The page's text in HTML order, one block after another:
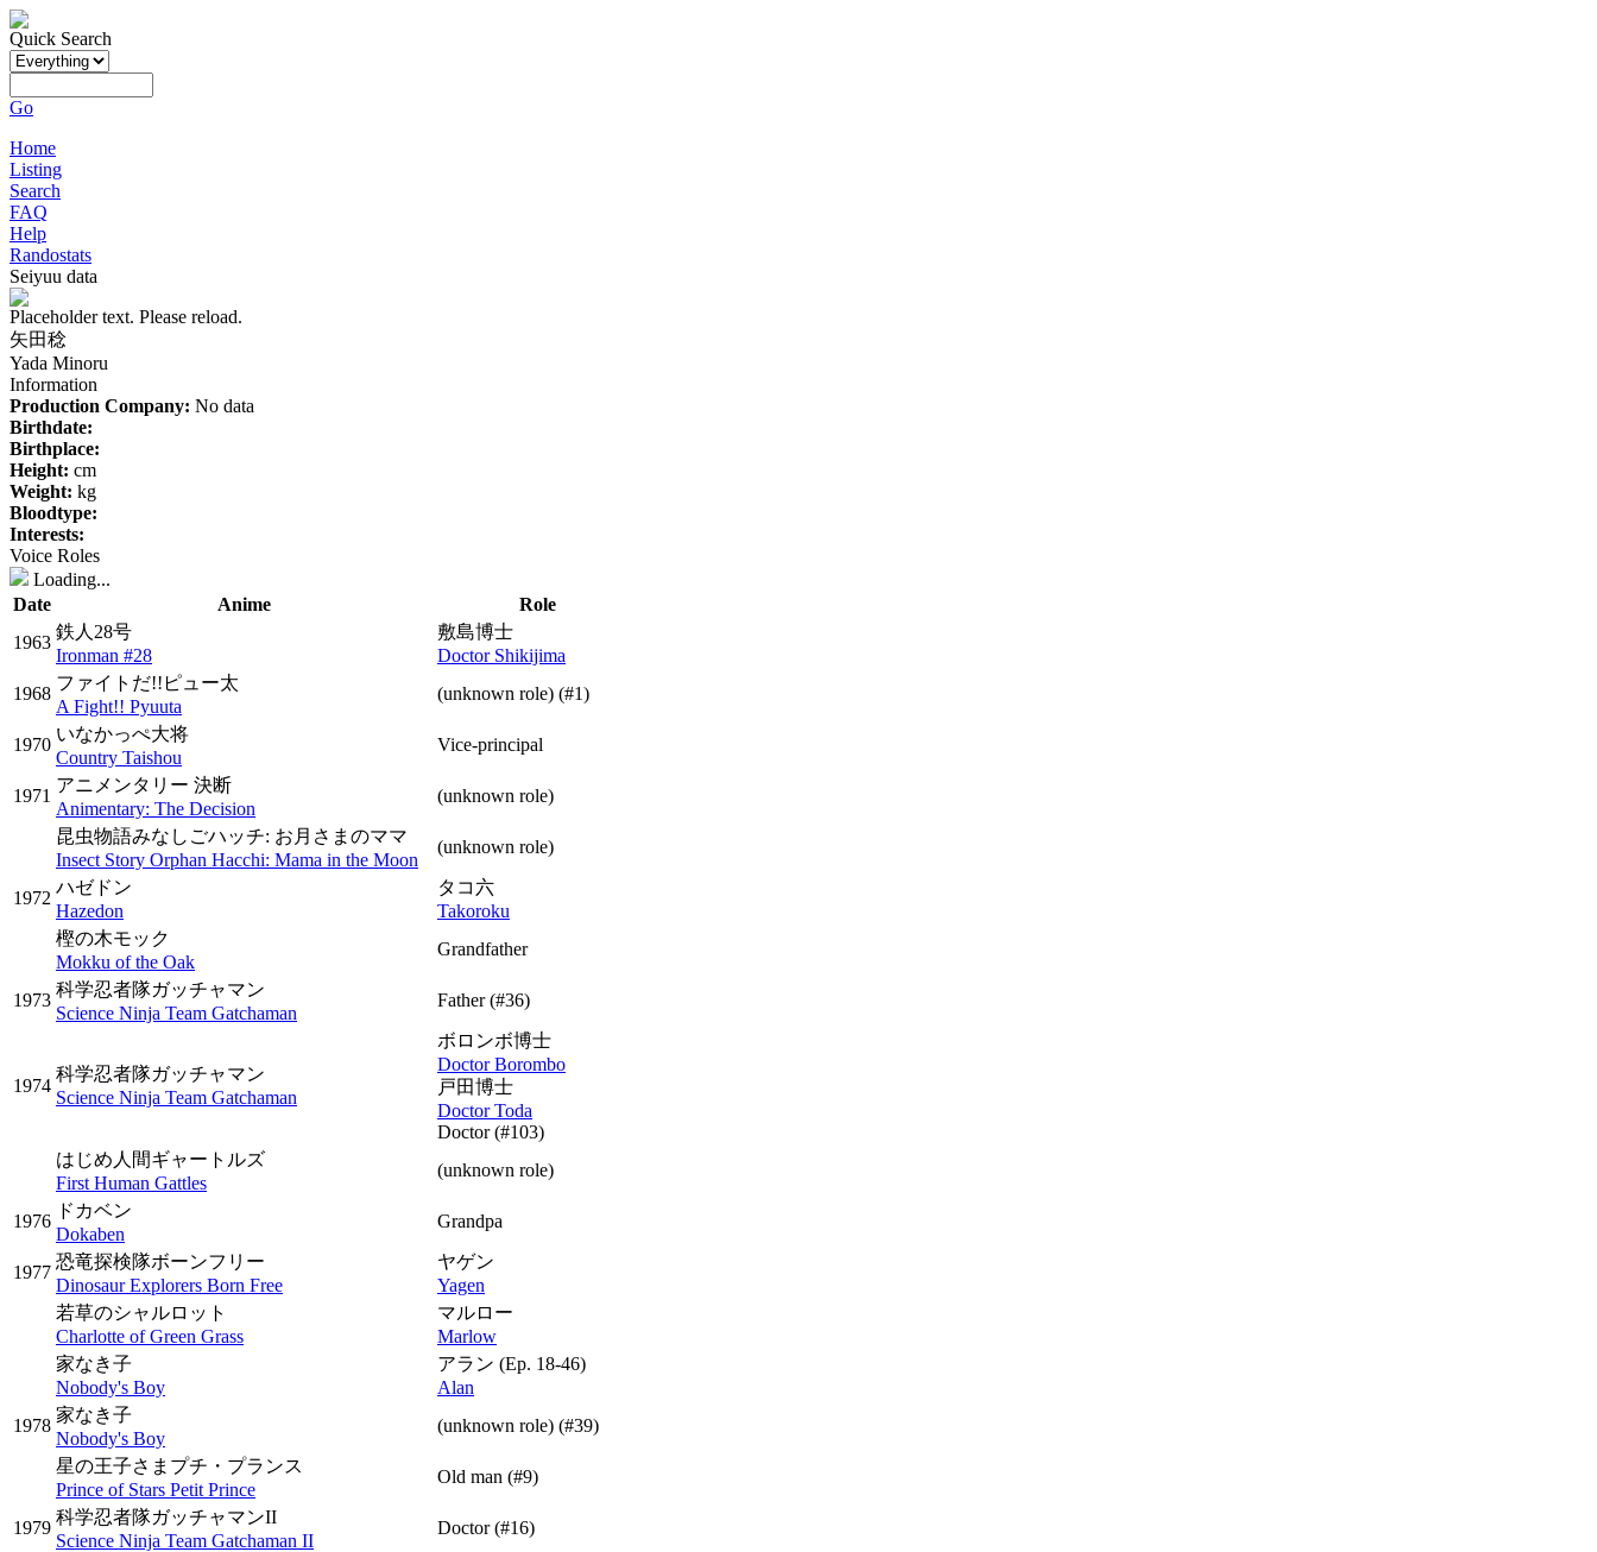
Quick Search
Go
Home
Listing
Search
FAQ
Help
Randostats
Seiyuu data
Placeholder text. Please reload.
矢田稔
Yada Minoru
Information
Production Company: No data
Birthdate:
Birthplace:
Height: cm
Weight: kg
Bloodtype:
Interests:
Voice Roles
Loading...
Date
Anime
Role
1963
鉄人28号
Ironman #28
敷島博士
Doctor Shikijima
1968
ファイトだ!!ピュー太
A Fight!! Pyuuta
(unknown role) (#1)
1970
いなかっぺ大将
Country Taishou
Vice-principal
1971
アニメンタリー 決断
Animentary: The Decision
(unknown role)
昆虫物語みなしごハッチ: お月さまのママ
Insect Story Orphan Hacchi: Mama in the Moon
(unknown role)
1972
ハゼドン
Hazedon
タコ六
Takoroku
樫の木モック
Mokku of the Oak
Grandfather
1973
科学忍者隊ガッチャマン
Science Ninja Team Gatchaman
Father(#36)
1974
科学忍者隊ガッチャマン
Science Ninja Team Gatchaman
ボロンボ博士
Doctor Borombo
戸田博士
Doctor Toda
Doctor(#103)
はじめ人間ギャートルズ
First Human Gattles
(unknown role)
1976
ドカベン
Dokaben
Grandpa
1977
恐竜探検隊ボーンフリー
Dinosaur Explorers Born Free
ヤゲン
Yagen
若草のシャルロット
Charlotte of Green Grass
マルロー
Marlow
家なき子
Nobody's Boy
アラン (Ep. 18-46)
Alan
1978
家なき子
Nobody's Boy
(unknown role) (#39)
星の王子さまプチ・プランス
Prince of Stars Petit Prince
Old man (#9)
1979
科学忍者隊ガッチャマンII
Science Ninja Team Gatchaman II
Doctor(#16)